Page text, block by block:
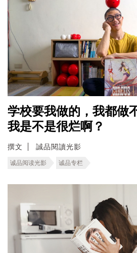
学校要我做的，我都做
我是不是很烂啊？
撰文 誠品閱讀光影
诚品阅读光影 诚品专栏